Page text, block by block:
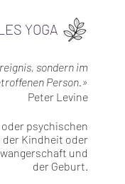
YOGA
sondern im
Person.»
Peter Levine
psychischen
der Kindheit oder
und
der Geburt.